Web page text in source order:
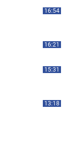
16:54
16:21
15:31
13:18